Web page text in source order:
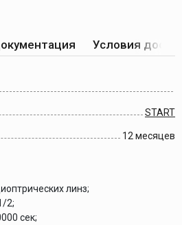
Условия
START
12 месяцев
линз;
2;
сек;